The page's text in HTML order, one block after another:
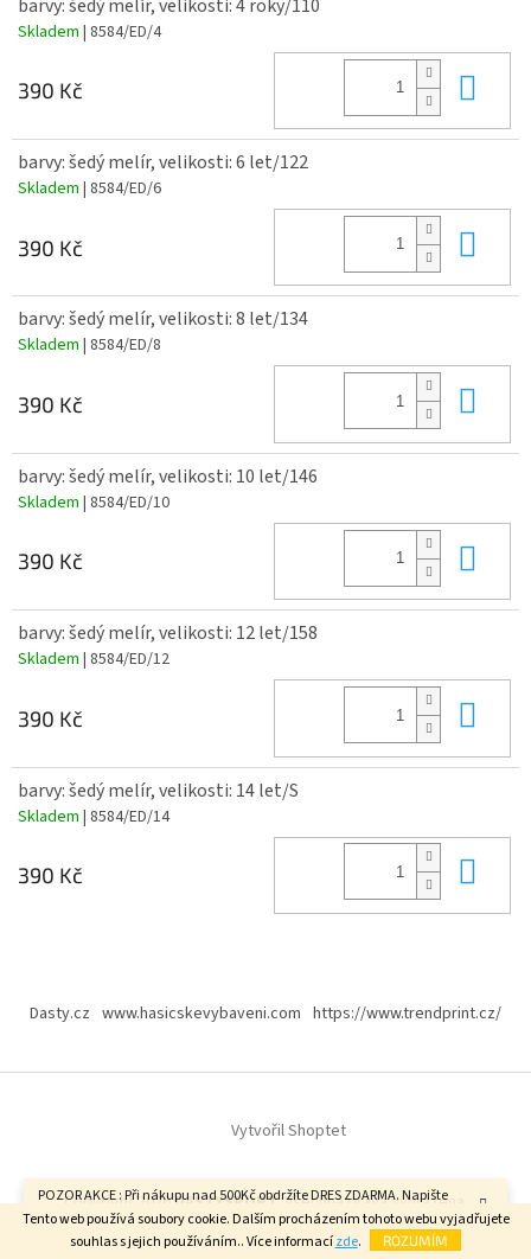
Tento web používá soubory cookie. Dalším procházením tohoto webu vyjadřujete
souhlas s jejich používáním.. Více informacízde. ROZUMÍM
POZOR AKCE : Při nákupu nad 500Kč obdržíte DRES ZDARMA. Napište
velikost do poznámky v závěrečném kroku objednávky. FAJN DEN.
barvy: šedý melír, velikosti: 4 roky/110
Skladem | 8584/ED/4
390 Kč
barvy: šedý melír, velikosti: 6 let/122
Skladem | 8584/ED/6
390 Kč
barvy: šedý melír, velikosti: 8 let/134
Skladem | 8584/ED/8
390 Kč
barvy: šedý melír, velikosti: 10 let/146
Skladem | 8584/ED/10
390 Kč
barvy: šedý melír, velikosti: 12 let/158
Skladem | 8584/ED/12
390 Kč
barvy: šedý melír, velikosti: 14 let/S
Skladem | 8584/ED/14
390 Kč
Dasty.cz www.hasicskevybaveni.com https://www.trendprint.cz/
Vytvořil Shoptet
Copyright 2026DASTYSPORT. Všechna práva vyhrazena.